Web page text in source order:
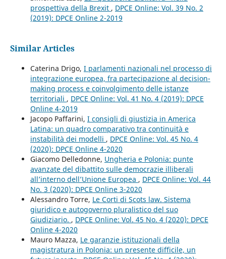
prospettiva della Brexit , DPCE Online: Vol. 39 No. 2
(2019): DPCE Online 2-2019
Similar Articles
Caterina Drigo, I parlamenti nazionali nel processo di
integrazione europea, fra partecipazione al decision-
making process e coinvolgimento delle istanze
territoriali , DPCE Online: Vol. 41 No. 4 (2019): DPCE
Online 4-2019
Jacopo Paffarini, I consigli di giustizia in America
Latina: un quadro comparativo tra continuità e
instabilità dei modelli , DPCE Online: Vol. 45 No. 4
(2020): DPCE Online 4-2020
Giacomo Delledonne, Ungheria e Polonia: punte
avanzate del dibattito sulle democrazie illiberali
all’interno dell’Unione Europea , DPCE Online: Vol. 44
No. 3 (2020): DPCE Online 3-2020
Alessandro Torre, Le Corti di Scots law. Sistema
giuridico e autogoverno pluralistico del suo
Giudiziario. , DPCE Online: Vol. 45 No. 4 (2020): DPCE
Online 4-2020
Mauro Mazza, Le garanzie istituzionali della
magistratura in Polonia: un presente difficile, un